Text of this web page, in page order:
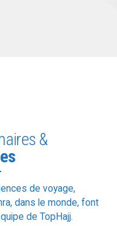
&
de voyage,
dans le monde, font
de TopHajj.